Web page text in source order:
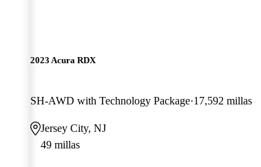
2023 Acura RDX
SH-AWD with Technology Package 17,592 millas
Jersey City, NJ
49 millas